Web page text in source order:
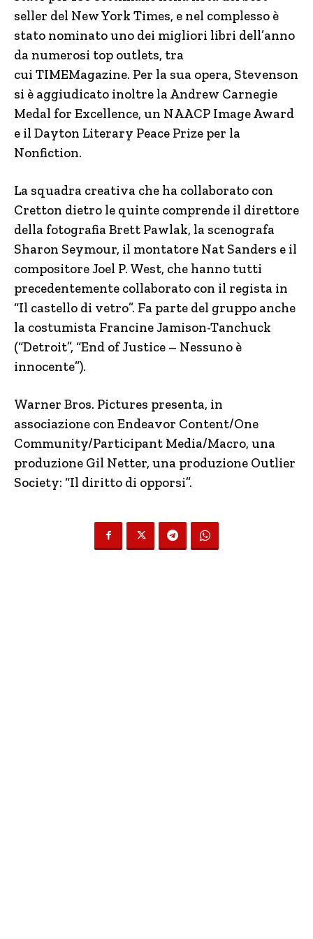
seller del New York Times, e nel complesso è
stato nominato uno dei migliori libri dell’anno
da numerosi top outlets, tra
cui TIMEMagazine. Per la sua opera, Stevenson
si è aggiudicato inoltre la Andrew Carnegie
Medal for Excellence, un NAACP Image Award
e il Dayton Literary Peace Prize per la
Nonfiction.
La squadra creativa che ha collaborato con
Cretton dietro le quinte comprende il direttore
della fotografia Brett Pawlak, la scenografa
Sharon Seymour, il montatore Nat Sanders e il
compositore Joel P. West, che hanno tutti
precedentemente collaborato con il regista in
“Il castello di vetro”. Fa parte del gruppo anche
la costumista Francine Jamison-Tanchuck
(“Detroit”, “End of Justice – Nessuno è
innocente”).
Warner Bros. Pictures presenta, in
associazione con Endeavor Content/One
Community/Participant Media/Macro, una
produzione Gil Netter, una produzione Outlier
Society: “Il diritto di opporsi”.